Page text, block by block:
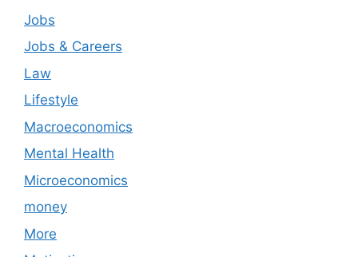
Jobs
Jobs & Careers
Law
Lifestyle
Macroeconomics
Mental Health
Microeconomics
money
More